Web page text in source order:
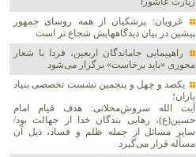
غرویان: پزشکیان از همه روسای جمهور
پیشین در بیان دیدگاههایش شجاع تر است
راهپیمایی جاماندگان اربعین، فردا با شعار
محوری «باید برخاست» برگزار می‌شود
یکصد و چهل و پنجمین نشست تخصصی بنیاد
باران؛
آیت الله سروش‌محلاتی: هدف قیام امام
حسین(ع)، رهایی بندگان خدا از جهالت بود/
سایر مسائل از جمله ظلم و فساد، ذیل آن
مسأله قرار می‌گیرد